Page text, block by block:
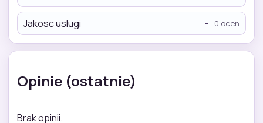
Jakosc uslugi - 0 ocen
Opinie (ostatnie)
Brak opinii.